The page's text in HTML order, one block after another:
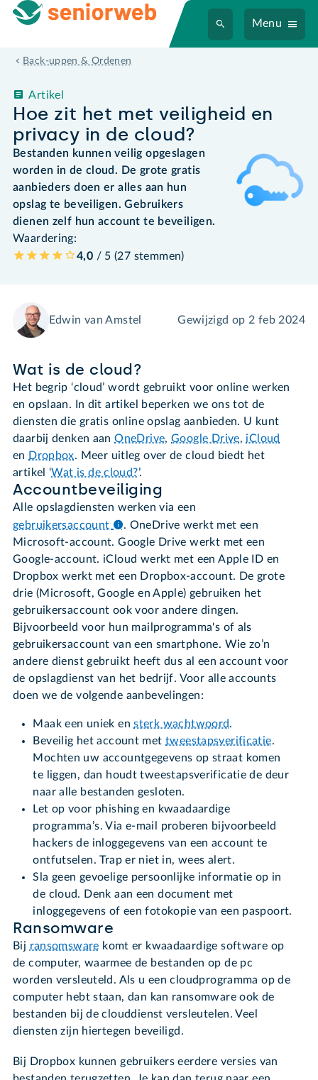
Menu
Back-uppen & Ordenen
Hoe zit het met veiligheid en
privacy in de cloud?
Artikel
Bestanden kunnen veilig opgeslagen
worden in de cloud. De grote gratis
aanbieders doen er alles aan hun
opslag te beveiligen. Gebruikers
dienen zelf hun account te beveiligen.
Waardering:
4,0 / 5 (27 stemmen)
Edwin van Amstel Gewijzigd op2 feb 2024
Wat is de cloud?
Het begrip ‘cloud’ wordt gebruikt voor online werken
en opslaan. In dit artikel beperken we ons tot de
diensten die gratis online opslag aanbieden. U kunt
daarbij denken aanOneDrive,Google Drive, iCloud
en Dropbox. Meer uitleg over de cloud biedt het
artikel ‘Wat is de cloud?’.
Accountbeveiliging
Alle opslagdiensten werken via een
gebruikersaccount
. OneDrive werkt met een
Microsoft-account. Google Drive werkt met een
Google-account. iCloud werkt met een Apple ID en
Dropbox werkt met een Dropbox-account. De grote
drie (Microsoft, Google en Apple) gebruiken het
gebruikersaccount ook voor andere dingen.
Bijvoorbeeld voor hun mailprogramma's of als
gebruikersaccount van een smartphone. Wie zo’n
andere dienst gebruikt heeft dus al een account voor
de opslagdienst van het bedrijf. Voor alle accounts
doen we de volgende aanbevelingen:
Maak een uniek ensterk wachtwoord.
Beveilig het account met tweestapsverificatie.
Mochten uw accountgegevens op straat komen
te liggen, dan houdt tweestapsverificatie de deur
naar alle bestanden gesloten.
Let op voor phishing en kwaadaardige
programma’s. Via e-mail proberen bijvoorbeeld
hackers de inloggegevens van een account te
ontfutselen. Trap er niet in, wees alert.
Sla geen gevoelige persoonlijke informatie op in
de cloud. Denk aan een document met
inloggegevens of een fotokopie van een paspoort.
Ransomware
Bij ransomsware komt er kwaadaardige software op
de computer, waarmee de bestanden op de pc
worden versleuteld. Als u een cloudprogramma op de
computer hebt staan, dan kan ransomware ook de
bestanden bij de clouddienst versleutelen. Veel
diensten zijn hiertegen beveiligd.
Bij Dropbox kunnen gebruikers eerdere versies van